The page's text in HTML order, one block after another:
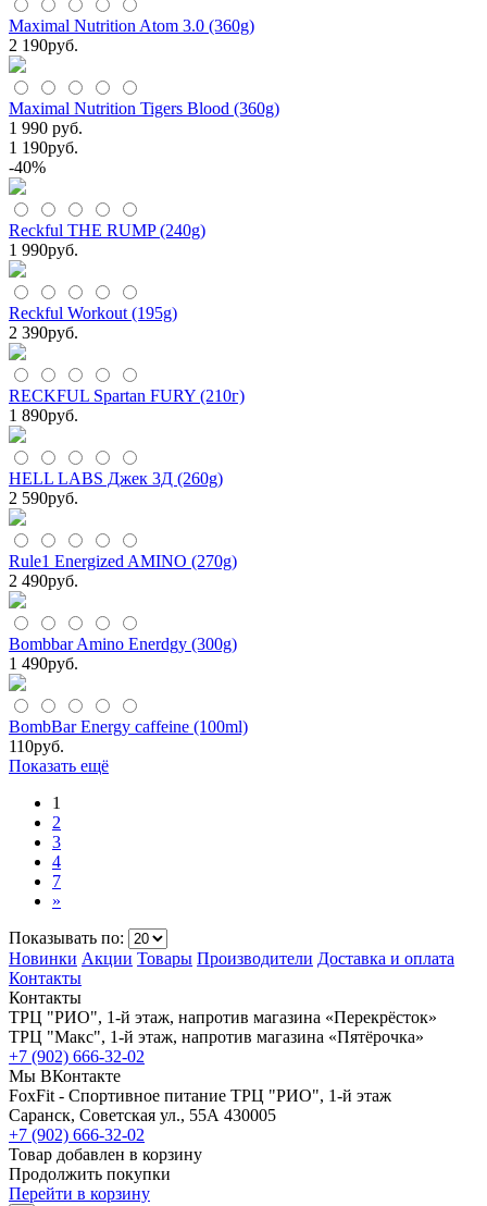
Maximal Nutrition Atom 3.0 (360g)
2 190руб.
Maximal Nutrition Tigers Blood (360g)
1 990 руб.
1 190руб.
-40%
Reckful THE RUMP (240g)
1 990руб.
Reckful Workout (195g)
2 390руб.
RECKFUL Spartan FURY (210г)
1 890руб.
HELL LABS Джек 3Д (260g)
2 590руб.
Rule1 Energized AMINO (270g)
2 490руб.
Bombbar Amino Enerdgy (300g)
1 490руб.
BombBar Energy caffeine (100ml)
110руб.
Показать ещё
1
2
3
4
7
»
Показывать по:
Новинки Акции Товары Производители Доставка и оплата
Контакты
Контакты
ТРЦ "РИО", 1-й этаж, напротив магазина «Перекрёсток»
ТРЦ "Макс", 1-й этаж, напротив магазина «Пятёрочка»
+7 (902) 666-32-02
Мы ВКонтакте
FoxFit - Спортивное питание ТРЦ "РИО", 1-й этаж
Саранск, Советская ул., 55А 430005
+7 (902) 666-32-02
Товар добавлен в корзину
Продолжить покупки
Перейти в корзину